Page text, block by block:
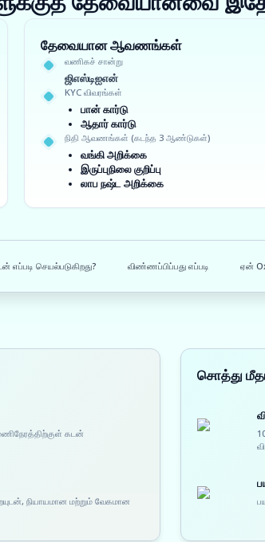
தேவையான ஆவணங்கள்
வணிகச் சான்று
ஜிஎஸ்டிஐஎன்
KYC விவரங்கள்
பான் கார்டு
ஆதார் கார்டு
நிதி ஆவணங்கள் (கடந்த 3 ஆண்டுகள்)
வங்கி அறிக்கை
இருப்புநிலை குறிப்பு
லாப நஷ்ட அறிக்கை
செயல்படுகிறது? விண்ணப்பிப்பது எப்படி ஏன்
கடன்
நியாயமான மற்றும் வேகமான
சொத்து